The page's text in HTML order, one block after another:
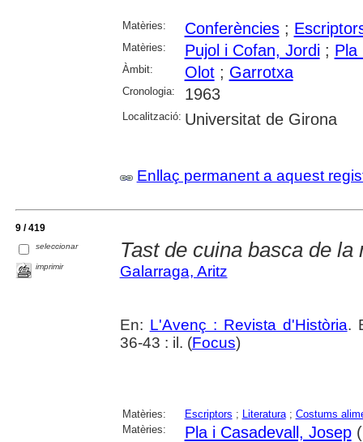
Matèries: Conferències;
Matèries: Pujol i Cofan, Jordi; Pla
Àmbit: Olot; Garrotxa
Cronologia: 1963
Localització: Universitat de Girona
Enllaç permanent a aquest
9 / 419
seleccionar
imprimir
Tast de cuina basca de la
Galarraga, Aritz
En: L'Avenç : Revista d'Història.
36-43 : il. (Focus)
Matèries: Escriptors ; Literatura; Costums
Matèries:
Pla i Casadevall, Josep